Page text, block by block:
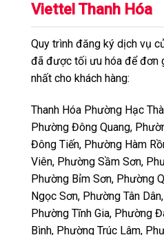
Viettel Thanh Hóa
Quy trình đăng ký dịch vụ
đã được tối ưu hóa để đơn
nhất cho khách hàng:
Thanh Hóa Phường Hạc
Phường Đông Quang,
Đông Tiến, Phường Hàm
Viên, Phường Sầm Sơn,
Phường Bỉm Sơn, Phường
Ngọc Sơn, Phường Tân
Phường Tĩnh Gia, Phường
Bình, Phường Trúc Lâm,